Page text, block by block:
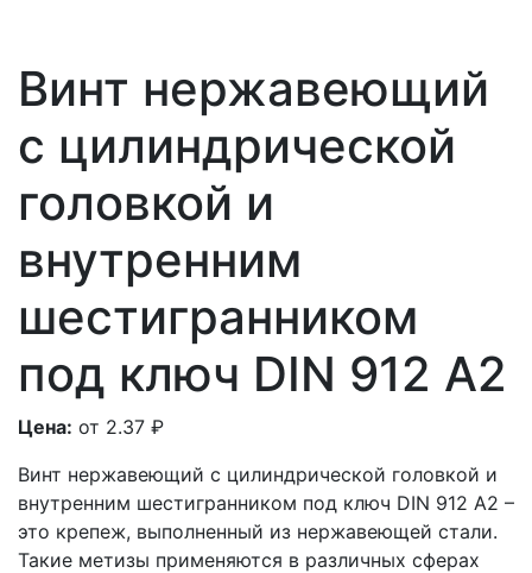
Винт нержавеющий
с цилиндрической
головкой и
внутренним
шестигранником
под ключ DIN 912 А2
Цена: от 2.37 ₽
Винт нержавеющий с цилиндрической головкой и
внутренним шестигранником под ключ DIN 912 А2 –
это крепеж, выполненный из нержавеющей стали.
Такие метизы применяются в различных сферах